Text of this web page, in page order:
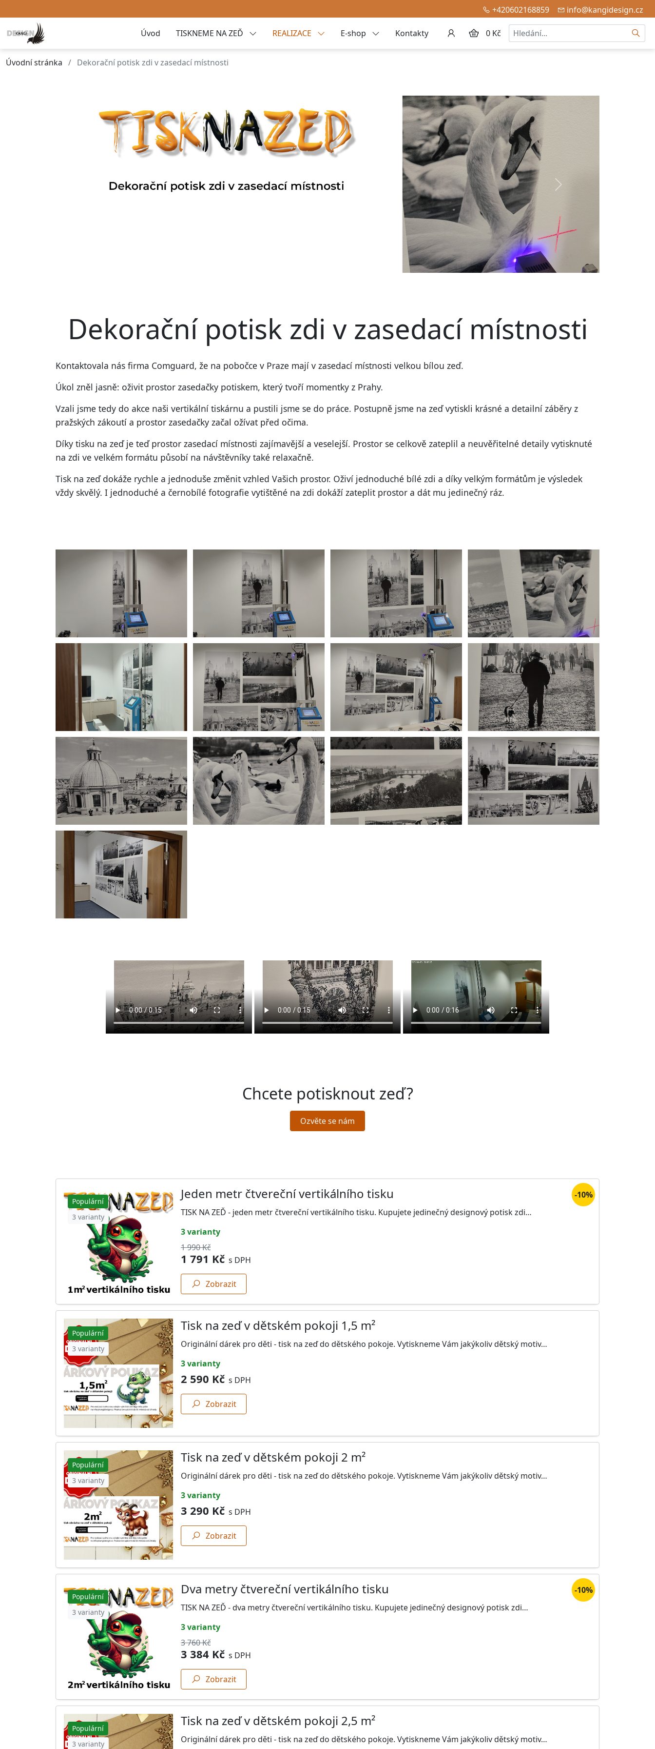
+420602168859 info@kangidesign.cz
Úvod TISKNEME NA ZEĎ REALIZACE E-shop Kontakty 0 Kč Hledat
Úvodní stránka Dekorační potisk zdi v zasedací místnosti
Předchozí Další
Dekorační potisk zdi v zasedací místnosti
Kontaktovala nás firma Comguard, že na pobočce v Praze mají v zasedací místnosti velkou bílou zeď.
Úkol zněl jasně: oživit prostor zasedačky potiskem, který tvoří momentky z Prahy.
Vzali jsme tedy do akce naši vertikální tiskárnu a pustili jsme se do práce. Postupně jsme na zeď vytiskli krásné a detailní záběry z
pražských zákoutí a prostor zasedačky začal ožívat před očima.
Díky tisku na zeďje teď prostor zasedací místnosti zajímavější a veselejší. Prostor se celkově zateplil a neuvěřitelné detaily vytisknuté
na zdi ve velkém formátu působí na návštěvníky také relaxačně.
Tisk na zeďdokáže rychle a jednoduše změnit vzhled Vašich prostor. Oživí jednoduché bílé zdi a díky velkým formátům je výsledek
vždy skvělý. I jednoduché a černobílé fotografie vytištěné na zdi dokáží zateplit prostor a dát mu jedinečný ráz.
Chcete potisknout zeď?
Ozvěte se nám
Populární
3 varianty
-10%
Jeden metr čtvereční vertikálního tisku
TISK NA ZEĎ - jeden metr čtvereční vertikálního tisku. Kupujete jedinečný designový potisk zdi…
3 varianty
1 990 Kč
1 791 Kč s DPH
Zobrazit
Populární
3 varianty
Tisk na zeď v dětském pokoji 1,5 m²
Originální dárek pro děti - tisk na zeď do dětského pokoje. Vytiskneme Vám jakýkoliv dětský motiv…
3 varianty
2 590 Kč s DPH
Zobrazit
Populární
3 varianty
Tisk na zeď v dětském pokoji 2 m²
Originální dárek pro děti - tisk na zeď do dětského pokoje. Vytiskneme Vám jakýkoliv dětský motiv…
3 varianty
3 290 Kč s DPH
Zobrazit
Populární
3 varianty
-10%
Dva metry čtvereční vertikálního tisku
TISK NA ZEĎ - dva metry čtvereční vertikálního tisku. Kupujete jedinečný designový potisk zdi…
3 varianty
3 760 Kč
3 384 Kč s DPH
Zobrazit
Populární
3 varianty
Tisk na zeď v dětském pokoji 2,5 m²
Originální dárek pro děti - tisk na zeď do dětského pokoje. Vytiskneme Vám jakýkoliv dětský motiv…